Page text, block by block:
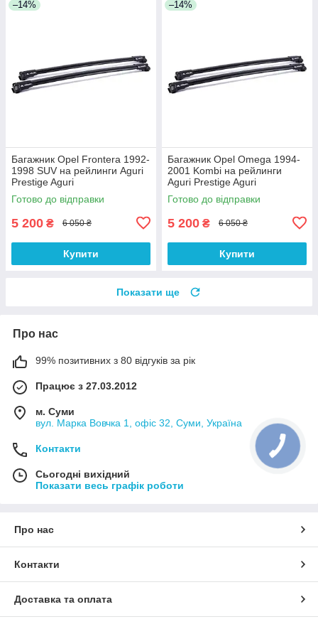
–14%
Багажник Opel Frontera 1992-
1998 SUV на рейлинги Aguri
Prestige Aguri
Готово до відправки
5 200 ₴ 6 050 ₴
Купити
–14%
Багажник Opel Omega 1994-
2001 Kombi на рейлинги
Aguri Prestige Aguri
Готово до відправки
5 200 ₴ 6 050 ₴
Купити
Показати ще
Про нас
99% позитивних з 80 відгуків за рік
Працює з 27.03.2012
м. Суми
вул. Марка Вовчка 1, офіс 32, Суми, Україна
Контакти
Сьогодні вихідний
Показати весь графік роботи
Про нас
Контакти
Доставка та оплата